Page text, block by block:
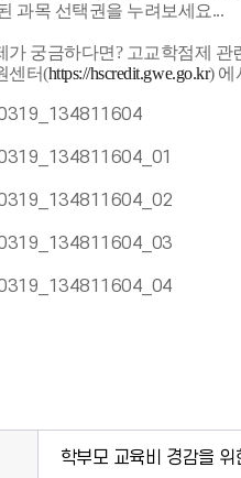
과목 선택권을 누려보세요...
가 궁금하다면? 고교학점제
센터(https://hscredit.gwe.go.kr) 에
학부모 교육비 경감을